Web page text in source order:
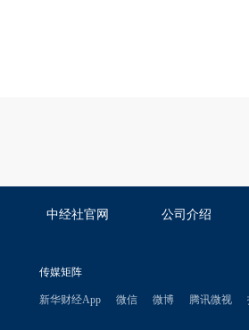
中经社官网 公司介绍
传媒矩阵
新华财经App 微信 微博 腾讯微视